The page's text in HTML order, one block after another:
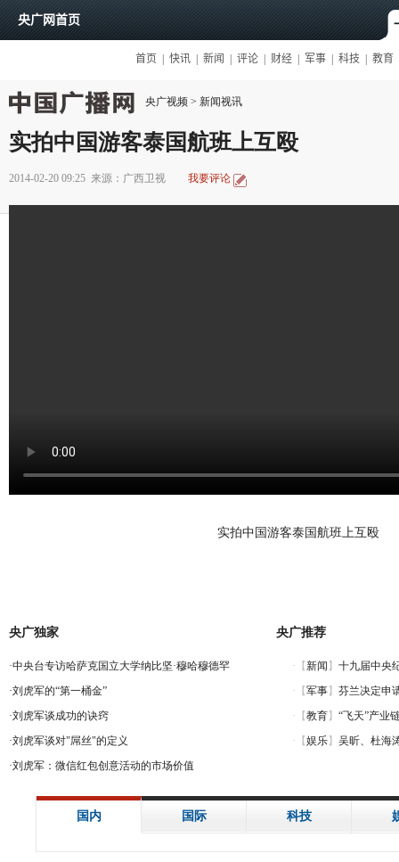
央广视频 > 新闻视讯
实拍中国游客泰国航班上互殴
2014-02-20 09:25 来源：广西卫视 我要评论
实拍中国游客泰国航班上互殴
央广独家
·中央台专访哈萨克国立大学纳比坚·穆哈穆德罕
·刘虎军的“第一桶金”
·刘虎军谈成功的诀窍
·刘虎军谈对"屌丝"的定义
·刘虎军：微信红包创意活动的市场价值
央广推荐